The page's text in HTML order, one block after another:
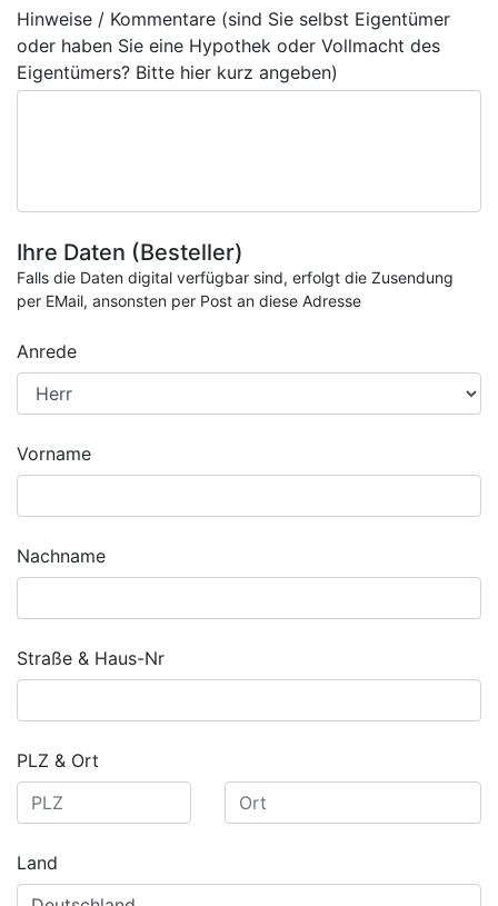
Hinweise / Kommentare (sind Sie selbst Eigentümer
oder haben Sie eine Hypothek oder Vollmacht des
Eigentümers? Bitte hier kurz angeben)
Ihre Daten (Besteller)
Falls die Daten digital verfügbar sind, erfolgt die Zusendung
per EMail, ansonsten per Post an diese Adresse
Anrede
Vorname
Nachname
Straße & Haus-Nr
PLZ & Ort
Land